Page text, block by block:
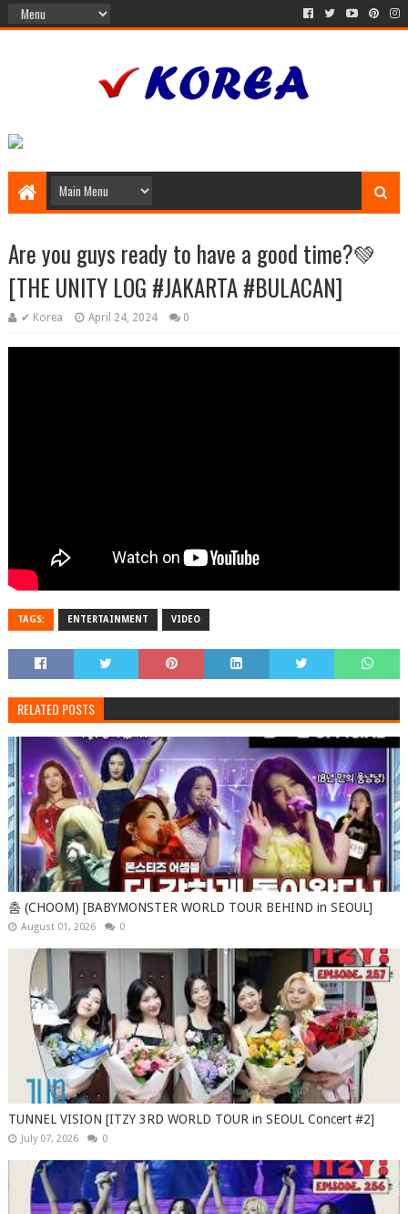
Are you guys ready to have a good time?💚
[THE UNITY LOG #JAKARTA #BULACAN]
✔ Korea April 24, 2024 0
TAGS: ENTERTAINMENT VIDEO
RELATED POSTS
춤 (CHOOM) [BABYMONSTER WORLD TOUR BEHIND in SEOUL]
August 01, 2026 0
TUNNEL VISION [ITZY 3RD WORLD TOUR in SEOUL Concert #2]
July 07, 2026 0